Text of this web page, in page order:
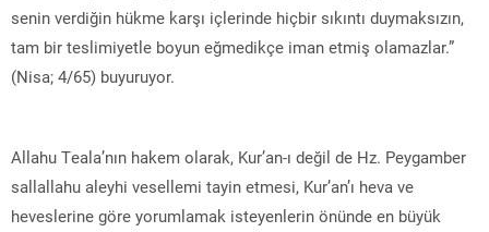
senin verdiğin hükme karşı içlerinde hiçbir sıkıntı duymaksızın,
tam bir teslimiyetle boyun eğmedikçe iman etmiş olamazlar.”
(Nisa; 4/65) buyuruyor.
Allahu Teala’nın hakem olarak, Kur’an-ı değil de Hz. Peygamber
sallallahu aleyhi vesellemi tayin etmesi, Kur’an’ı heva ve
heveslerine göre yorumlamak isteyenlerin önünde en büyük